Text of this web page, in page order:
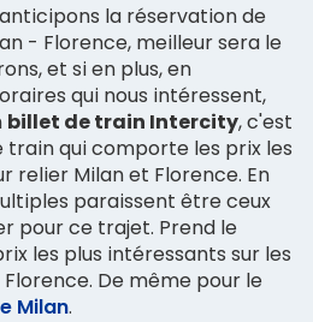
la réservation de
- Florence, meilleur sera le
et si en plus, en
qui nous intéressent,
billet de train Intercity, c'est
qui comporte les prix les
relier Milan et Florence. En
paraissent être ceux
pour ce trajet. Prend le
les plus intéressants sur les
De même pour le
Milan.